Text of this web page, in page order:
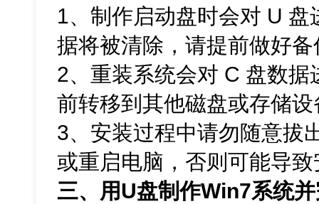
1、制作启动盘时会对 U
据将被清除，请提前做好备
2、重装系统会对 C 盘数
前转移到其他磁盘或存储
3、安装过程中请勿随意拔
或重启电脑，否则可能导
三、用U盘制作Win7系统